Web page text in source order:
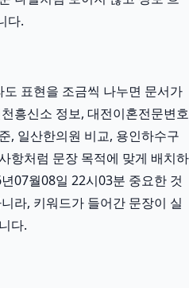
다.
표현을 조금씩 나누면 문서가
흥신소 정보, 대전이혼전문변호
, 일산한의원 비교, 용인하수구
항처럼 문장 목적에 맞게 배치하
07월08일 22시03분 중요한 것
라, 키워드가 들어간 문장이 실
다.